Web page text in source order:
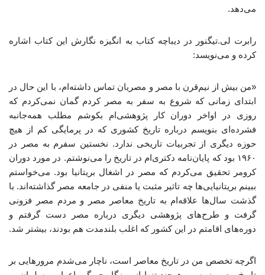
می‌دهد.
رابرت لی.تیگنور در دیباچه کتاب به انگیزه نگارش این کتاب اشاره
کرده و می‌نویسد:
«من بیش از نیم‌قرن با مصر و مصریان تماس داشته‌ام، با این‌ حال در
ابتدای زمانی که شروع به سفر به مصر کردم گمان نمی‌کردم که
روزی در اواخر دوران کار پژوهشی‌ام بکوشم مطلب همه‌جانبه
فشرده‌ای بنویسم درباره تاریخ کشوری که در پرمایگی کم از هیچ
حوزه دیگری از تجربیات تاریخی ندارد. نخستین سفرم به مصر در
۱۹۶۰ بود که پایان‌نامه دکتری‌ام در تاریخ را می‌نوشتم. در مورد دوران
کرومر تحقیق می‌کردم که مصر در اشغال بریتانیا بود. می‌خواستم
ببینم بریتانیایی‌ها چه تاثیر مثبت یا منفی در جامعه مصر گذاشته‌اند. با
گذشت سال‌ها علاقه‌ام به تاریخ معاصر مصر و مردم مصر فزونی
گرفت و طرح‌های پژوهشی دیگری درباره مصر دست گرفتم و
دوره‌های اقامتم در این کشور که اغلب بلندمدت هم بودند، بیشتر شد.
اگرچه تخصص من در تاریخ معاصر است، ناچار می‌شدم مرورهایی بر